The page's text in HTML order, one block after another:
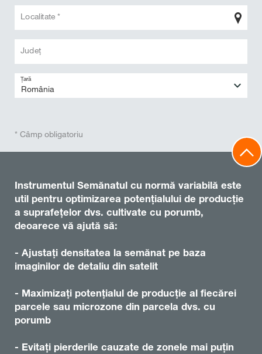
Localitate *
Judeţ
Țară
* Câmp obligatoriu
Instrumentul Semănatul cu normă variabilă este
util pentru optimizarea potențialului de producție
a suprafețelor dvs. cultivate cu porumb,
deoarece vă ajută să:
- Ajustați densitatea la semănat pe baza
imaginilor de detaliu din satelit
- Maximizați potențialul de producție al fiecărei
parcele sau microzone din parcela dvs. cu
porumb
- Evitați pierderile cauzate de zonele mai puțin